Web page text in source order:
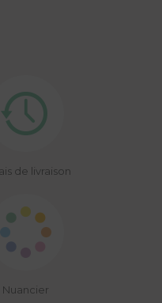
de livraison
Nuancier